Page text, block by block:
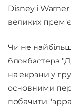
Disney і Warner
великих
Чи не
блокбастера
на екрани у
основними
побачити